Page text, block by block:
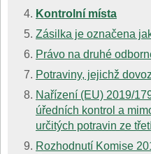
Kontrolní místa
Zásilka je označena
Právo na druhé
Potraviny, jejichž
Nařízení (EU) 2019/
úředních kontrol a
určitých potravin ze
Rozhodnutí Komise